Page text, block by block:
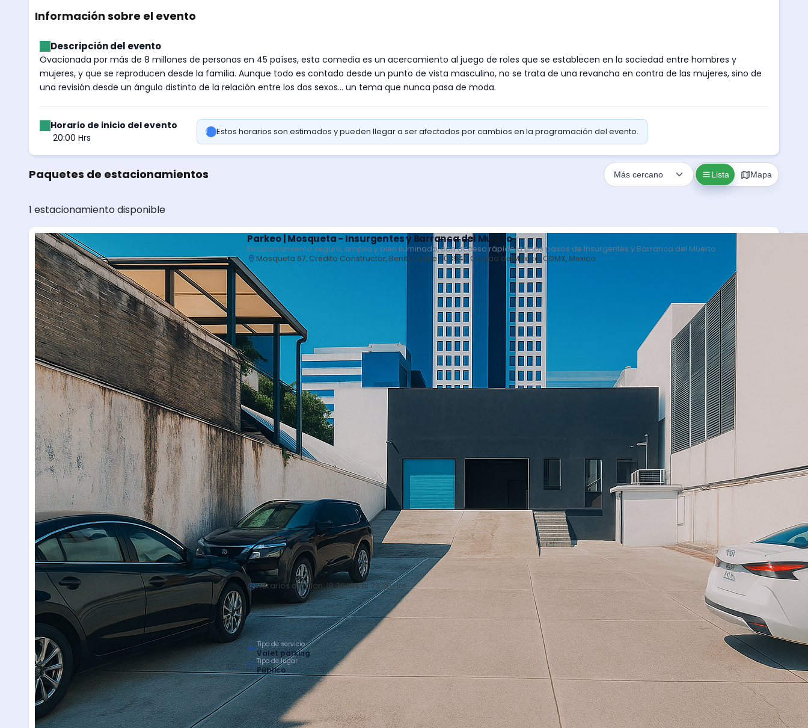
Información sobre el evento
Descripción del evento
Ovacionada por más de 8 millones de personas en 45 países, esta comedia es un acercamiento al juego de roles que se establecen en la sociedad entre hombres y
mujeres, y que se reproducen desde la familia. Aunque todo es contado desde un punto de vista masculino, no se trata de una revancha en contra de las mujeres, sino de
una revisión desde un ángulo distinto de la relación entre los dos sexos... un tema que nunca pasa de moda.
Horario de inicio del evento
20:00 Hrs
Estos horarios son estimados y pueden llegar a ser afectados por cambios en la programación del evento.
Paquetes de estacionamientos Lista Mapa
1 estacionamiento disponible
Parkeo | Mosqueta - Insurgentes y Barranca del Muerto
Estacionamiento seguro, amplio y bien iluminado, con acceso rápido a unos pasos de Insurgentes y Barranca del Muerto
Mosqueta 67, Crédito Constructor, Benito Juárez, 03940 Ciudad de México, CDMX, Mexico
Horarios del plan: 18:30 Hrs al 23:30 Hrs
Tipo de servicio
Valet parking
Tipo de lugar
Público